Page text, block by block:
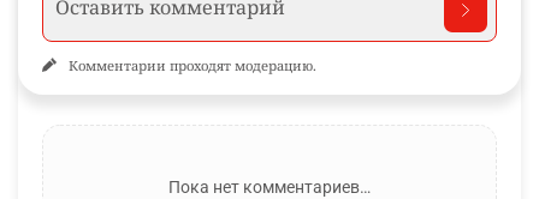
Комментарии проходят модерацию.
Пока нет комментариев…